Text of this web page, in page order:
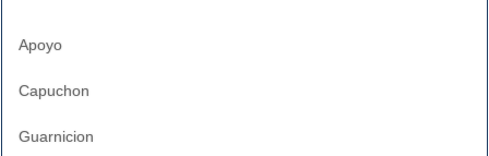
Apoyo
Capuchon
Guarnicion